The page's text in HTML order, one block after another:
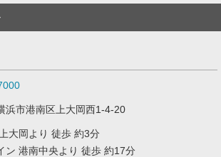
浜市港南区上大岡西1-4-20
大岡より 徒歩 約3分
ン 港南中央より 徒歩 約17分